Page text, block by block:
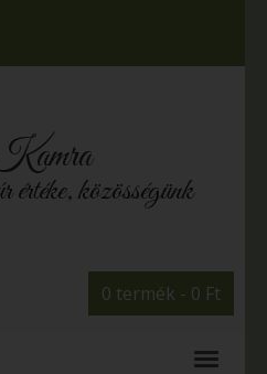
közösségünk
0 termék - 0 Ft